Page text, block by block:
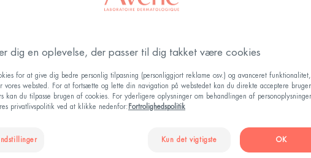
beskytter huden mod udtørring og respekterer
dig en oplevelse, der passer til dig takket være cookies
for at give dig bedre personlig tilpasning (personliggjort reklame osv.) og avanceret funktionalitet,
vores websted. For at fortsætte og lette din navigation på webstedet kan du direkte acceptere
kan du tilpasse brugen af cookies. For yderligere oplysninger om behandlingen af personoplysninger
privatlivspolitik ved at klikke nedenfor: Fortrolighedspolitik
Kun det vigtigste OK